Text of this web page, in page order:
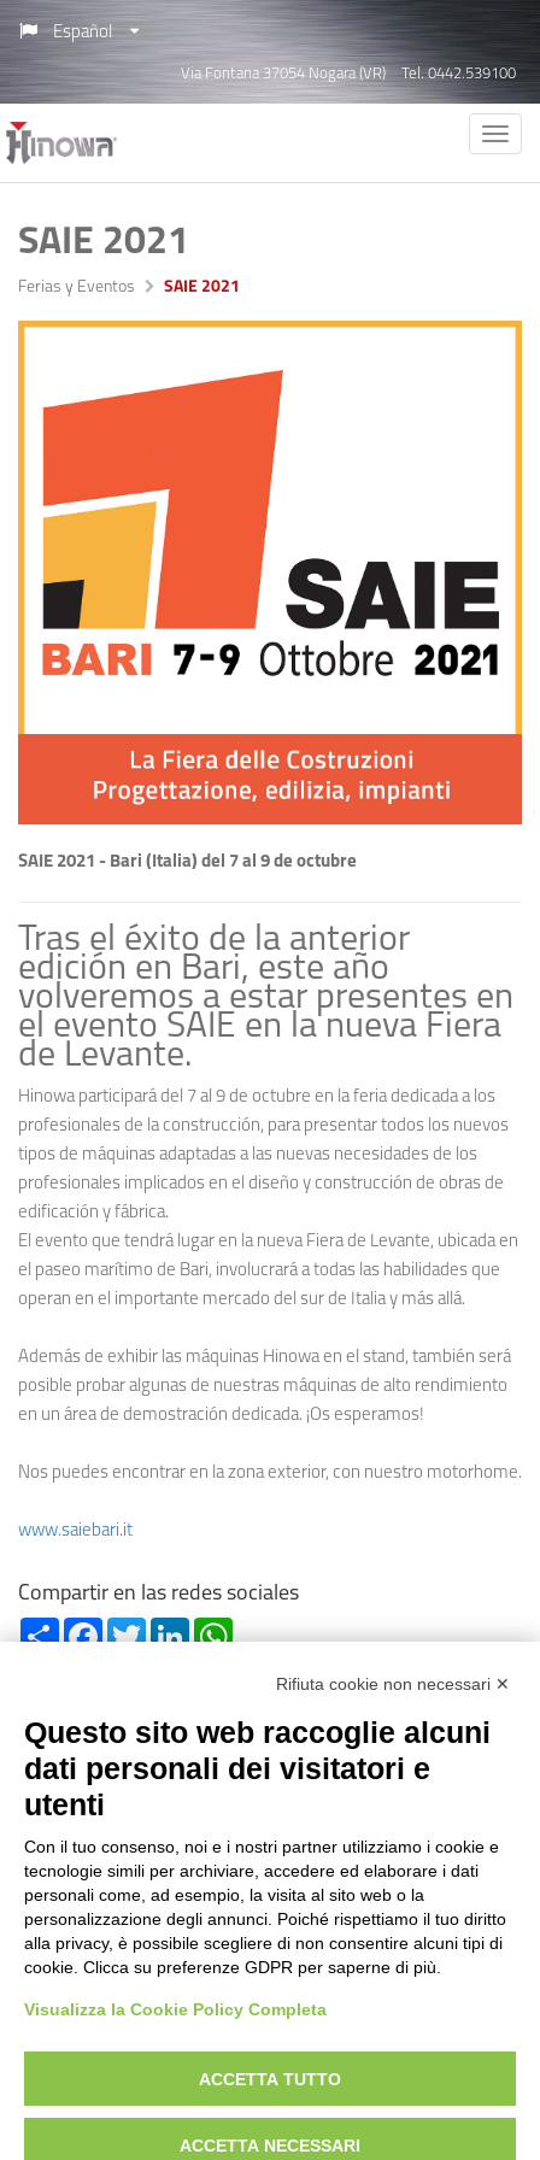
Español
Via Fontana 37054 Nogara (VR) Tel. 0442.539100
SAIE 2021
Ferias y Eventos SAIE 2021
SAIE 2021 - Bari (Italia) del 7 al 9 de octubre
Tras el éxito de la anterior
edición en Bari, este año
volveremos a estar presentes en
el evento SAIE en la nueva Fiera
de Levante.
Hinowa participará del 7 al 9 de octubre en la feria dedicada a los
profesionales de la construcción, para presentar todos los nuevos
tipos de máquinas adaptadas a las nuevas necesidades de los
profesionales implicados en el diseño y construcción de obras de
edificación y fábrica.
El evento que tendrá lugar en la nueva Fiera de Levante, ubicada en
el paseo marítimo de Bari, involucrará a todas las habilidades que
operan en el importante mercado del sur de Italia y más allá.
Además de exhibir las máquinas Hinowa en el stand, también será
posible probar algunas de nuestras máquinas de alto rendimiento
en un área de demostración dedicada. ¡Os esperamos!
Nos puedes encontrar en la zona exterior, con nuestro motorhome.
www.saiebari.it
Compartir en las redes sociales
Share FacebookTwitterLinkedIn
Reg. Impr. C.C.I.A.A. 01996640239 -
R.E.A. 210602 - Cod. Fisc.
Partita Iva 01996640239
Capitale Sociale 1.500.000 i.v.
Información
FAQ
Rifiuta cookie non necessari ✕
Questo sito web raccoglie alcuni
dati personali dei visitatori e
utenti
Con il tuo consenso, noi e i nostri partner utilizziamo i cookie e
tecnologie simili per archiviare, accedere ed elaborare i dati
personali come, ad esempio, la visita al sito web o la
personalizzazione degli annunci. Poiché rispettiamo il tuo diritto
alla privacy, è possibile scegliere di non consentire alcuni tipi di
cookie. Clicca su preferenze GDPR per saperne di più.
Visualizza la Cookie Policy Completa
ACCETTA TUTTO
ACCETTA NECESSARI